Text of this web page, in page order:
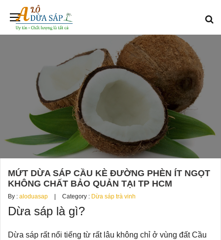
MỨT DỪA SÁP CẦU KÈ ĐƯỜNG PHÈN ÍT NGỌT
KHÔNG CHẤT BẢO QUẢN TẠI TP HCM
By : aloduasap Category : Dừa sáp trà vinh
Dừa sáp là gì?
Dừa sáp rất nổi tiếng từ rất lâu không chỉ ở vùng đất Cầu